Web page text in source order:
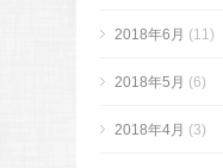
2018年6月 (11)
2018年5月 (6)
2018年4月 (3)